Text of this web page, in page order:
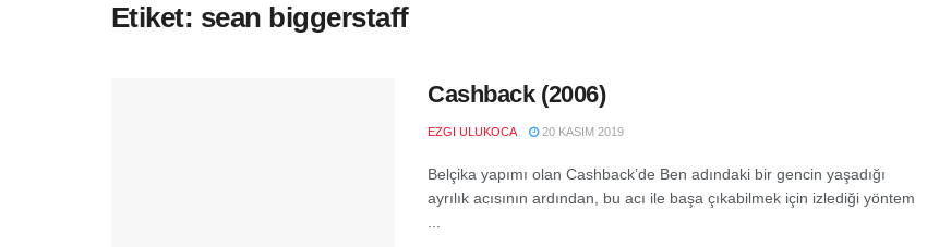
Etiket: sean biggerstaff
Cashback (2006)
EZGI ULUKOCA 20 KASIM 2019
Belçika yapımı olan Cashback’de Ben adındaki bir gencin yaşadığı
ayrılık acısının ardından, bu acı ile başa çıkabilmek için izlediği yöntem